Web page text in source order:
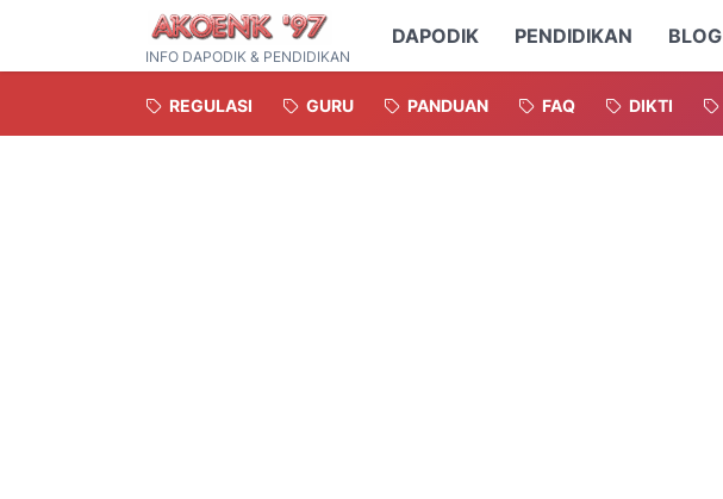
INFO DAPODIK & PENDIDIKAN
DAPODIK PENDIDIKAN BLOG
REGULASI GURU PANDUAN FAQ DIKTI